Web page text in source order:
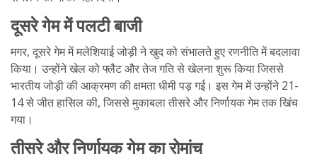
दूसरे गेम में पलटी बाजी
मगर, दूसरे गेम में मलेशियाई जोड़ी ने खुद को संभालते हुए रणनीति में बदलावा
किया। उन्होंने खेल को फ्लैट और तेज गति से खेलना शुरू किया जिससे
भारतीय जोड़ी की आक्रमण की क्षमता धीमी पड़ गई। इस गेम में उन्होंने 21-
14 से जीत हासिल की, जिससे मुकाबला तीसरे और निर्णायक गेम तक खिंच
गया।
तीसरे और निर्णायक गेम का रोमांच